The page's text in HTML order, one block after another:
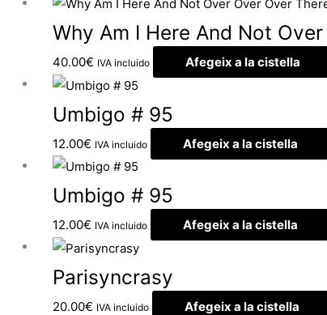
Why Am I Here And Not
40.00€ IVA incluido Afegeix a la cistella
Umbigo # 95
12.00€ IVA incluido Afegeix a la cistella
Umbigo # 95
12.00€ IVA incluido Afegeix a la cistella
Parisyncrasy
20.00€ IVA incluido Afegeix a la cistella